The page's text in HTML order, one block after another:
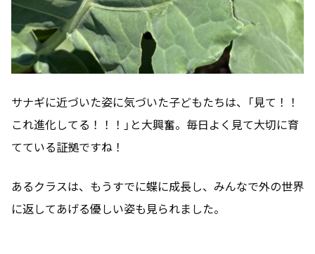
サナギに近づいた姿に気づいた子どもたちは、「見て！！
これ進化してる！！！」と大興奮。毎日よく見て大切に育
てている証拠ですね！
あるクラスは、もうすでに蝶に成長し、みんなで外の世界
に返してあげる優しい姿も見られました。